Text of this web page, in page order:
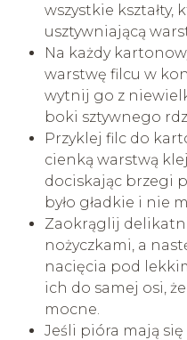
wszystkie kształty,
usztywniającą
Na każdy
warstwę filcu w
wytnij go z
boki sztywnego
Przyklej filc do
cienką warstwą
dociskając brzegi
było gładkie i nie
Zaokrąglij
nożyczkami, a
nacięcia pod
ich do samej osi,
mocne.
Jeśli pióra mają